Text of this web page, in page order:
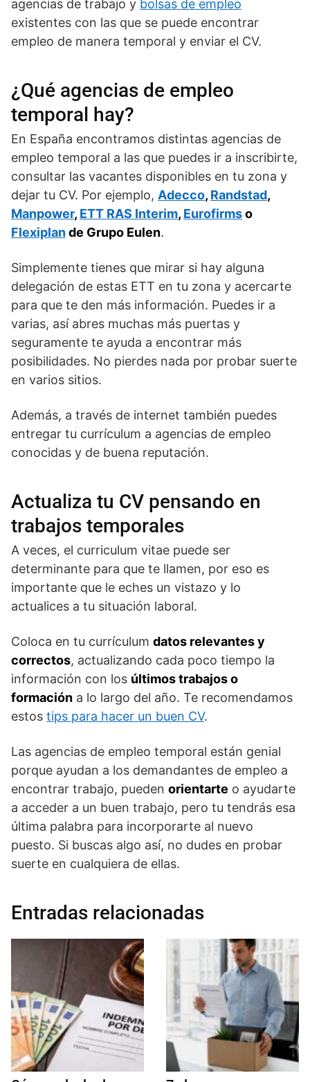
agencias de trabajo y bolsas de empleo
existentes con las que se puede encontrar
empleo de manera temporal y enviar el CV.
¿Qué agencias de empleo
temporal hay?
En España encontramos distintas agencias de
empleo temporal a las que puedes ir a inscribirte,
consultar las vacantes disponibles en tu zona y
dejar tu CV. Por ejemplo, Adecco, Randstad,
Manpower, ETT RAS Interim, Eurofirmso
Flexiplande Grupo Eulen.
Simplemente tienes que mirar si hay alguna
delegación de estas ETT en tu zona y acercarte
para que te den más información. Puedes ir a
varias, así abres muchas más puertas y
seguramente te ayuda a encontrar más
posibilidades. No pierdes nada por probar suerte
en varios sitios.
Además, a través de internet también puedes
entregar tu currículum a agencias de empleo
conocidas y de buena reputación.
Actualiza tu CV pensando en
trabajos temporales
A veces, el curriculum vitae puede ser
determinante para que te llamen, por eso es
importante que le eches un vistazo y lo
actualices a tu situación laboral.
Coloca en tu currículum datos relevantes y
correctos, actualizando cada poco tiempo la
información con los últimos trabajos o
formación a lo largo del año. Te recomendamos
estos tips para hacer un buen CV.
Las agencias de empleo temporal están genial
porque ayudan a los demandantes de empleo a
encontrar trabajo, pueden orientarte o ayudarte
a acceder a un buen trabajo, pero tu tendrás esa
última palabra para incorporarte al nuevo
puesto. Si buscas algo así, no dudes en probar
suerte en cualquiera de ellas.
Entradas relacionadas